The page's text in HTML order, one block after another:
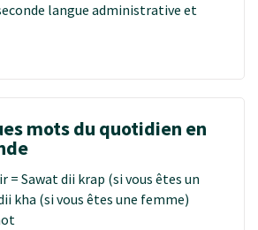
langue administrative et
mots du quotidien en
dii krap (si vous êtes un
kha (si vous êtes une femme)